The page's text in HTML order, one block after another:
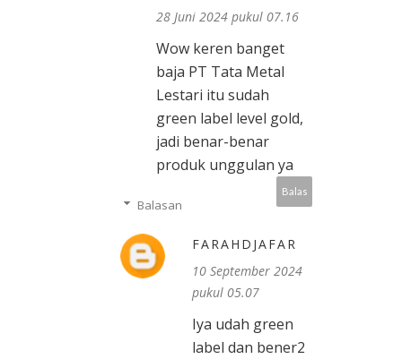
28 Juni 2024 pukul 07.16
Wow keren banget
baja PT Tata Metal
Lestari itu sudah
green label level gold,
jadi benar-benar
produk unggulan ya
Balas
Balasan
FARAHDJAFAR
10 September 2024
pukul 05.07
Iya udah green
label dan bener2